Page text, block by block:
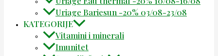
Uriage Bariesun -20% 03/08-23/08
KATEGORIJE
Vitamini i minerali
Imunitet